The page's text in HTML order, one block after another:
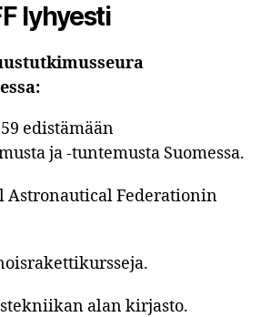
lyhyesti
edistämään
ja -tuntemusta Suomessa.
Federationin
alan kirjasto.